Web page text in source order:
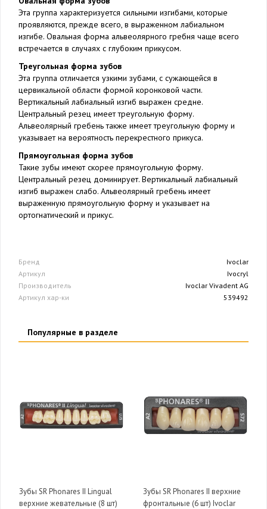
Эта группа характеризуется сильными изгибами, которые
проявляются, прежде всего, в выраженном лабиальном
изгибе. Овальная форма альвеолярного гребня чаще всего
встречается в случаях с глубоким прикусом.
Треугольная форма зубов
Эта группа отличается узкими зубами, с сужающейся в
цервикальной области формой коронковой части.
Вертикальный лабиальный изгиб выражен средне.
Центральный резец имеет треугольную форму.
Альвеолярный гребень также имеет треугольную форму и
указывает на вероятность перекрестного прикуса.
Прямоугольная форма зубов
Такие зубы имеют скорее прямоугольную форму.
Центральный резец доминирует. Вертикальный лабиальный
изгиб выражен слабо. Альвеолярный гребень имеет
выраженную прямоугольную форму и указывает на
ортогнатический и прикус.
Бренд
Ivoclar
Артикул
Ivocryl
Производитель
Ivoclar Vivadent AG
Артикул хар-ки
539492
Популярные в разделе
Зубы SR Phonares II Lingual
верхние жевательные (8 шт)
Зубы SR Phonares II верхние
фронтальные (6 шт) Ivoclar